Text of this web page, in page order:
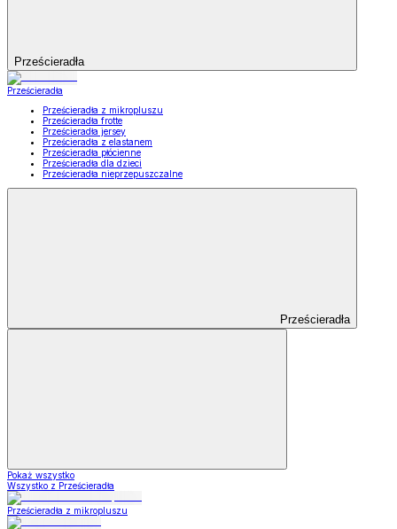
Prześcieradła
Prześcieradła
Prześcieradła z mikropluszu
Prześcieradła frotte
Prześcieradła jersey
Prześcieradła z elastanem
Prześcieradła płócienne
Prześcieradła dla dzieci
Prześcieradła nieprzepuszczalne
Prześcieradła
Pokaż wszystko
Wszystko z Prześcieradła
Prześcieradła z mikropluszu